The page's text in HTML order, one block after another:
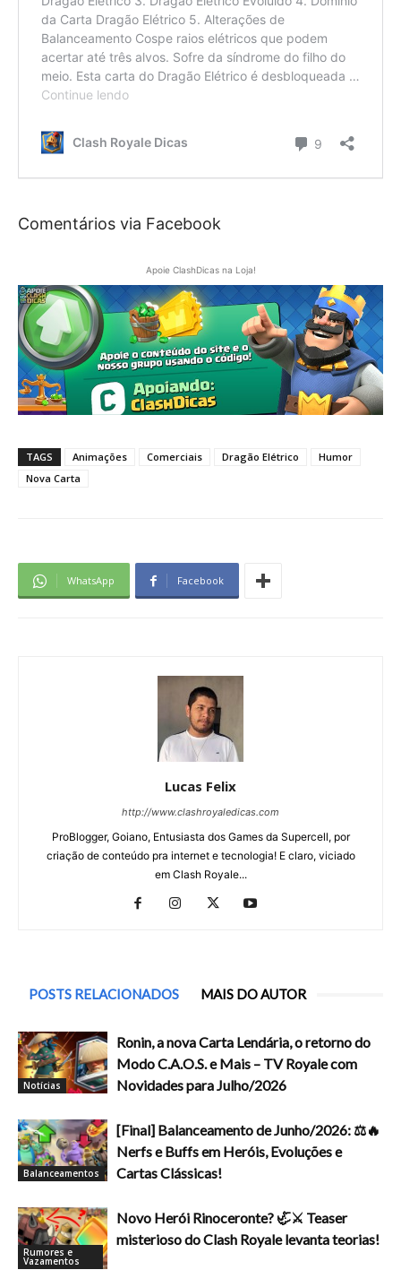
Comentários via Facebook
Apoie ClashDicas na Loja!
TAGS Animações Comerciais Dragão Elétrico
Humor
Nova Carta
WhatsApp Facebook
Lucas Felix
http://www.clashroyaledicas.com
ProBlogger, Goiano, Entusiasta dos Games da Supercell, por
criação de conteúdo pra internet e tecnologia! E claro, viciado
em Clash Royale...
POSTS RELACIONADOS MAIS DO AUTOR
Notícias
Ronin, a nova Carta Lendária, o retorno do
Modo C.A.O.S. e Mais – TV Royale com
Novidades para Julho/2026
Balanceamentos
[Final] Balanceamento de Junho/2026: ⚖️🔥
Nerfs e Buffs em Heróis, Evoluções e
Cartas Clássicas!
Rumores e
Vazamentos
Novo Herói Rinoceronte? 🦏⚔️ Teaser
misterioso do Clash Royale levanta teorias!